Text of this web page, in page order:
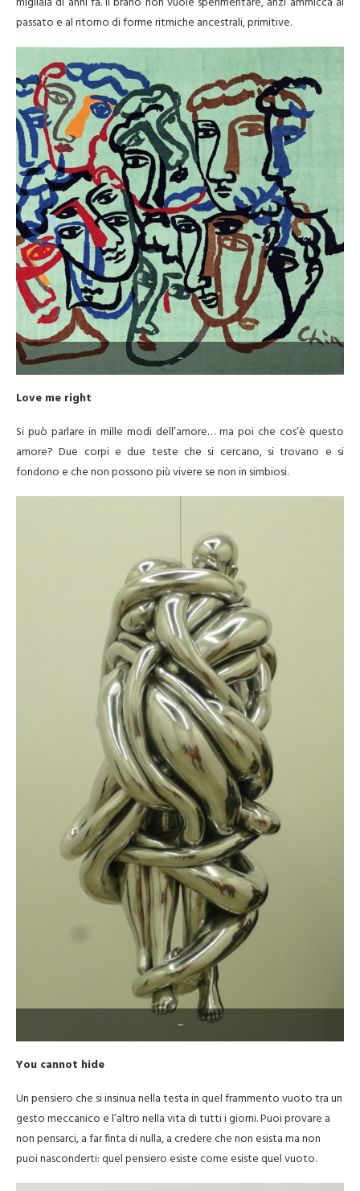
passato e al ritorno di forme ritmiche ancestrali, primitive.
–
Love me right
Si può parlare in mille modi dell’amore… ma poi che cos’è questo
amore? Due corpi e due teste che si cercano, si trovano e si
fondono e che non possono più vivere se non in simbiosi.
–
You cannot hide
Un pensiero che si insinua nella testa in quel frammento vuoto tra un
gesto meccanico e l’altro nella vita di tutti i giorni. Puoi provare a
non pensarci, a far finta di nulla, a credere che non esista ma non
puoi nasconderti: quel pensiero esiste come esiste quel vuoto.